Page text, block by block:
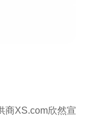
商XS.com欣然宣